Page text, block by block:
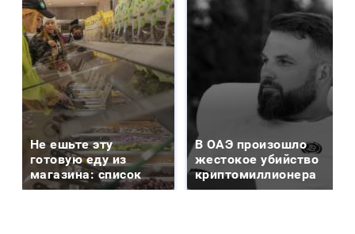
Не ешьте эту
готовую еду из
магазина: список
В ОАЭ произошло
жестокое убийство
криптомиллионера